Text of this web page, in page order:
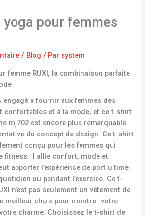
pour femmes
/ Blog / Par system
femme RUXI, la combinaison parfaite
engagé à fournir aux femmes des
confortables et à la mode, et ce t-shirt
mj702 est encore plus remarquable.
du concept de design. Ce t-shirt
conçu pour les femmes qui
fitness. Il allie confort, mode et
apporter l’expérience de port ultime,
ou pendant l’exercice. Ce t-
n’est pas seulement un vêtement de
meilleur choix pour montrer votre
charme. Choisissez le t-shirt de